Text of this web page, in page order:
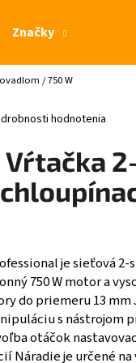
Značky
/ 750 W
produktu je 0,0 z 5
hodnotenia
Vŕtačka
je sieťová
750 W motor a
do priemeru 13
s nástrojom
otáčok
Náradie je určené na